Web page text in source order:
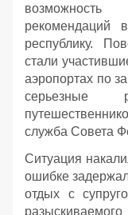
рекомендаций
республику.
стали
аэропортах по
серьезные
служба Совета
Ситуация
ошибке
отдых с